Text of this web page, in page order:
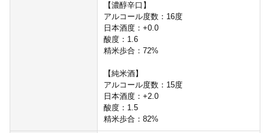
【濃醇辛口】
アルコール度数：16度
日本酒度：+0.0
酸度：1.6
精米歩合：72%
【純米酒】
アルコール度数：15度
日本酒度：+2.0
酸度：1.5
精米歩合：82%